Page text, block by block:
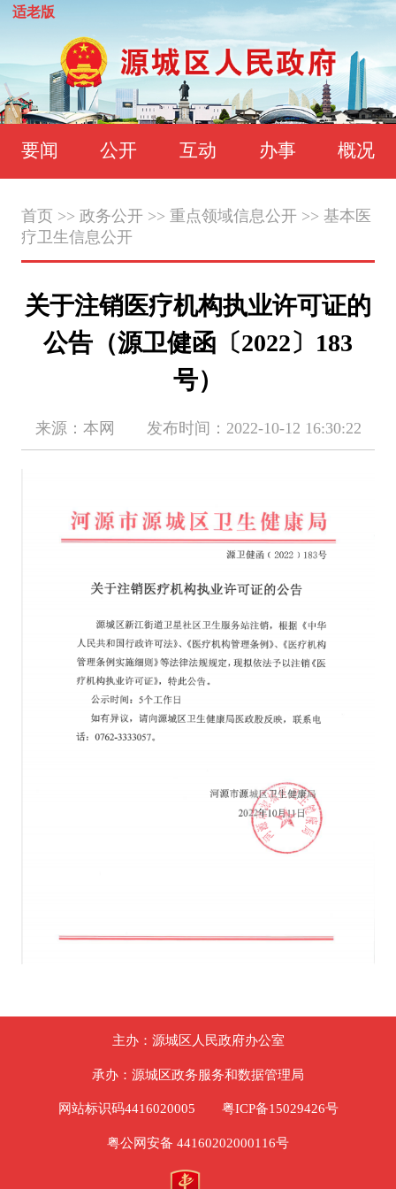
适老版
要闻 公开 互动 办事 概况
首页 >> 政务公开>> 重点领域信息公开>> 基本医
疗卫生信息公开
关于注销医疗机构执业许可证的
公告（源卫健函〔2022〕183
号）
来源：本网 发布时间：2022-10-12 16:30:22
主办：源城区人民政府办公室
承办：源城区政务服务和数据管理局
网站标识码4416020005 粤ICP备15029426号
粤公网安备 44160202000116号